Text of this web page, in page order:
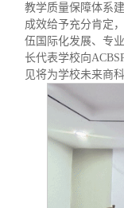
教学质量保障体系
成效给予充分肯定
伍国际化发展、专
长代表学校向
见将为学校未来商